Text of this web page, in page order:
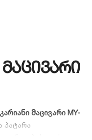
მაცივარი MY-
პატარა